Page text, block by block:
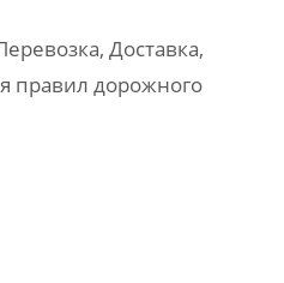
Доставка,
правил дорожного